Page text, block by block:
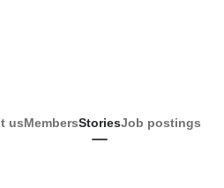
usMembersStoriesJob postings